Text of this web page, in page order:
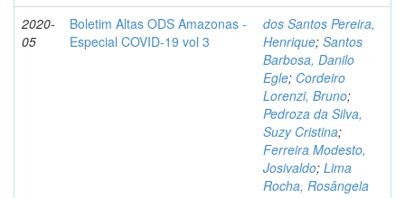
2020-
05
Boletim Altas ODS Amazonas -
Especial COVID-19 vol 3
dos Santos Pereira,
Henrique; Santos
Barbosa, Danilo
Egle; Cordeiro
Lorenzi, Bruno;
Pedroza da Silva,
Suzy Cristina;
Ferreira Modesto,
Josivaldo; Lima
Rocha, Rosângela